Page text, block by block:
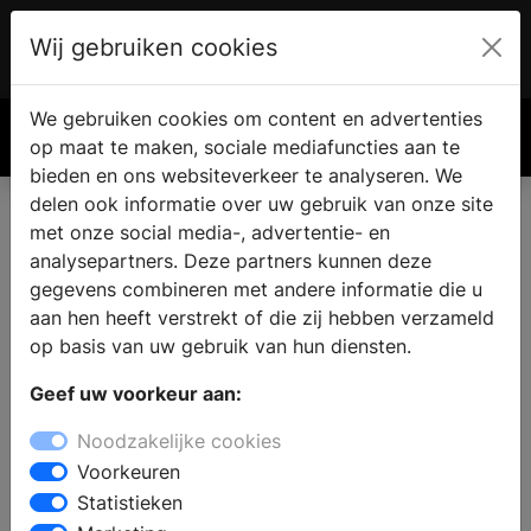
€ 0.00
Badkamer kopen in Rijsenhout
Bent u op zoek naar een nieuwe badkamer en zoekt u
een sanitair winkel in Rijsenhout ? In de showroom van
de badkamerwinkel staat een ervaren team klaar om
laatste badkamertrends en een variatie aan
badkamerstijlen laten zien.
Stel een complete badkamer samen of kies voor aparte
Wij gebruiken cookies
We gebruiken cookies om content en advertenties
op maat te maken, sociale mediafuncties aan te
bieden en ons websiteverkeer te analyseren. We
delen ook informatie over uw gebruik van onze site
met onze social media-, advertentie- en
analysepartners. Deze partners kunnen deze
gegevens combineren met andere informatie die u
aan hen heeft verstrekt of die zij hebben verzameld
op basis van uw gebruik van hun diensten.
Geef uw voorkeur aan:
Noodzakelijke cookies
Voorkeuren
Statistieken